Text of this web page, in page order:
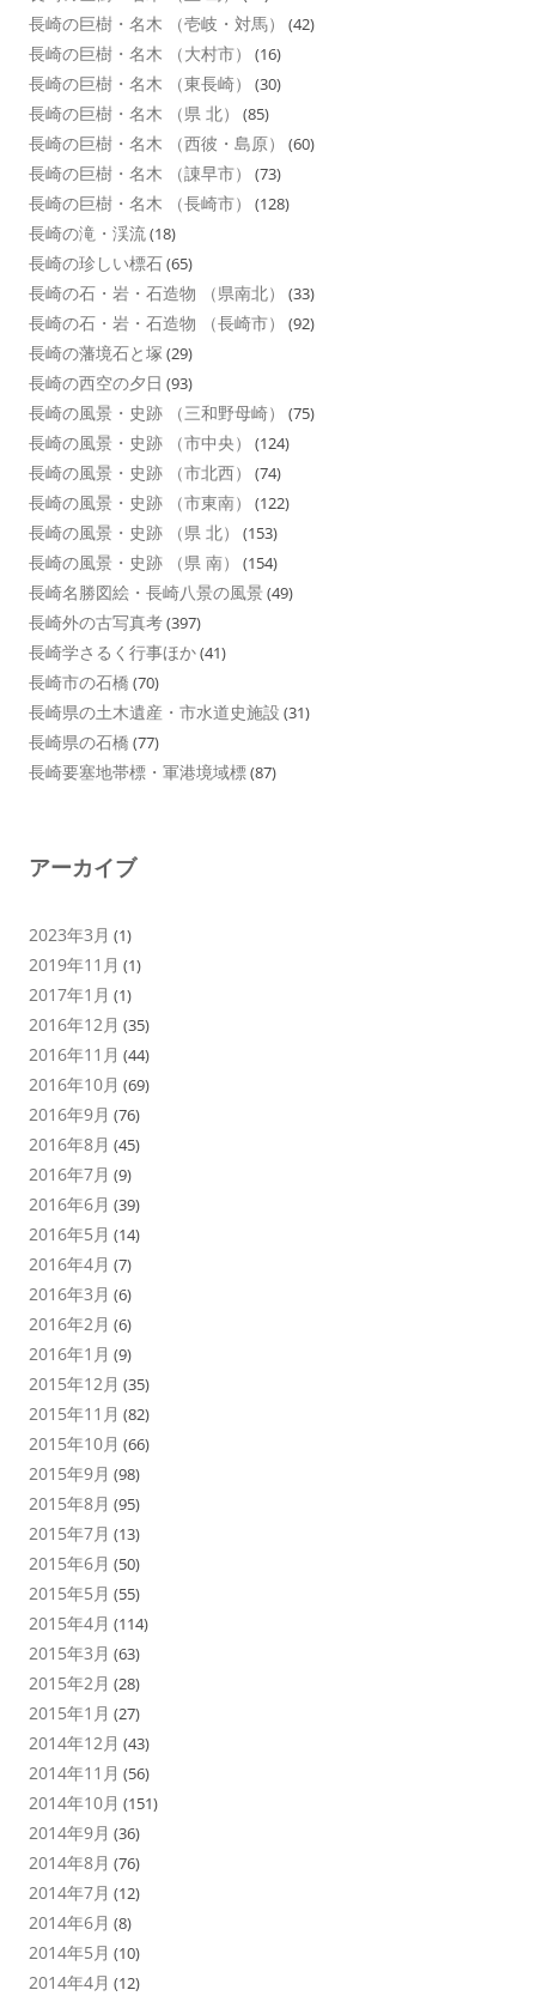
長崎の巨樹・名木 （壱岐・対馬） (42)
長崎の巨樹・名木 （大村市） (16)
長崎の巨樹・名木 （東長崎） (30)
長崎の巨樹・名木 （県 北） (85)
長崎の巨樹・名木 （西彼・島原） (60)
長崎の巨樹・名木 （諌早市） (73)
長崎の巨樹・名木 （長崎市） (128)
長崎の滝・渓流(18)
長崎の珍しい標石(65)
長崎の石・岩・石造物 （県南北） (33)
長崎の石・岩・石造物 （長崎市） (92)
長崎の藩境石と塚 (29)
長崎の西空の夕日 (93)
長崎の風景・史跡 （三和野母崎） (75)
長崎の風景・史跡 （市中央） (124)
長崎の風景・史跡 （市北西） (74)
長崎の風景・史跡 （市東南） (122)
長崎の風景・史跡 （県 北） (153)
長崎の風景・史跡 （県 南） (154)
長崎名勝図絵・長崎八景の風景 (49)
長崎外の古写真考(397)
長崎学さるく行事ほか(41)
長崎市の石橋 (70)
長崎県の土木遺産・市水道史施設 (31)
長崎県の石橋 (77)
長崎要塞地帯標・軍港境域標(87)
アーカイブ
2023年3月 (1)
2019年11月 (1)
2017年1月 (1)
2016年12月 (35)
2016年11月 (44)
2016年10月 (69)
2016年9月 (76)
2016年8月 (45)
2016年7月 (9)
2016年6月 (39)
2016年5月 (14)
2016年4月 (7)
2016年3月 (6)
2016年2月 (6)
2016年1月 (9)
2015年12月 (35)
2015年11月 (82)
2015年10月 (66)
2015年9月 (98)
2015年8月 (95)
2015年7月 (13)
2015年6月 (50)
2015年5月 (55)
2015年4月 (114)
2015年3月 (63)
2015年2月 (28)
2015年1月 (27)
2014年12月 (43)
2014年11月 (56)
2014年10月 (151)
2014年9月 (36)
2014年8月 (76)
2014年7月 (12)
2014年6月 (8)
2014年5月 (10)
2014年4月 (12)